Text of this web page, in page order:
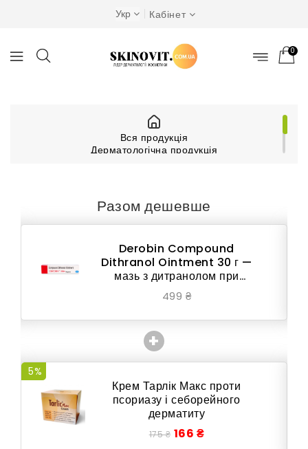
Укр Кабінет
0
Вся продукція
Дерматологічна продукція
Разом дешевше
Derobin Compound
Dithranol Ointment 30 г —
мазь з дитранолом при
псоріазі
499 ₴
+
5%
Крем Тарлік Макс проти
псориазу і себорейного
дерматиту
175 ₴ 166 ₴